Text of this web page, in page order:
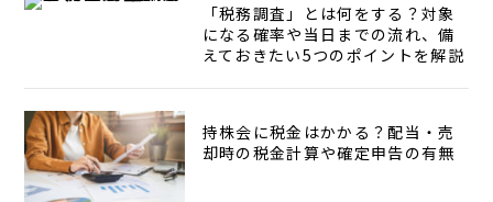
「税務調査」とは何をする？対象
になる確率や当日までの流れ、備
えておきたい5つのポイントを解説
持株会に税金はかかる？配当・売
却時の税金計算や確定申告の有無